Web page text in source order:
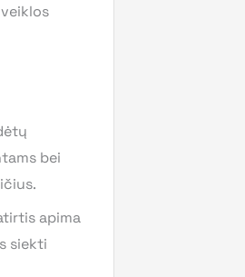
bei
apima
siekti